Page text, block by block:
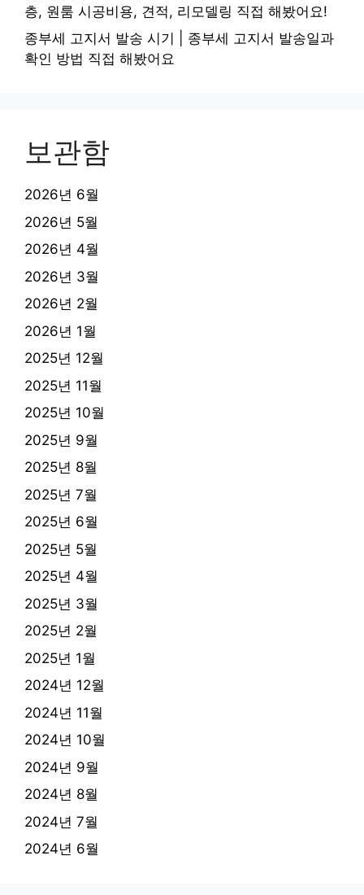
층, 원룸 시공비용, 견적, 리모델링 직접 해봤어요!
종부세 고지서 발송 시기 | 종부세 고지서 발송일과
확인 방법 직접 해봤어요
보관함
2026년 6월
2026년 5월
2026년 4월
2026년 3월
2026년 2월
2026년 1월
2025년 12월
2025년 11월
2025년 10월
2025년 9월
2025년 8월
2025년 7월
2025년 6월
2025년 5월
2025년 4월
2025년 3월
2025년 2월
2025년 1월
2024년 12월
2024년 11월
2024년 10월
2024년 9월
2024년 8월
2024년 7월
2024년 6월